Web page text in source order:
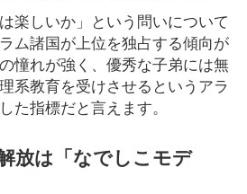
楽しいか」という問いについて
ム諸国が上位を独占する傾向が
憧れが強く、優秀な子弟には無
系教育を受けさせるというアラ
た指標だと言えます。
放は「なでしこモデ